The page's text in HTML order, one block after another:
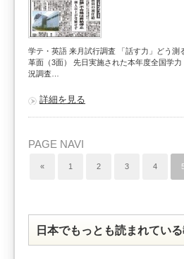
学テ・英語 来月試行調査 「話す力」どう測
革面（3面） 先日実施された本年度全国学力
況調査…
詳細を見る
PAGE NAVI
« 1 2 3 4
日本でもっとも読まれてい